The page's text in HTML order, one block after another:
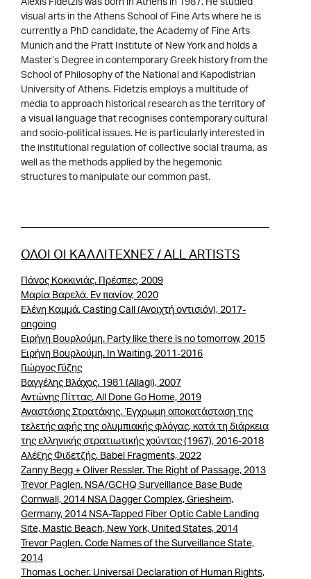
visual arts in the Athens School of Fine Arts where he is
currently a PhD candidate, the Academy of Fine Arts
Munich and the Pratt Institute of New York and holds a
Master’s Degree in contemporary Greek history from the
School of Philosophy of the National and Kapodistrian
University of Athens. Fidetzis employs a multitude of
media to approach historical research as the territory of
a visual language that recognises contemporary cultural
and socio-political issues. He is particularly interested in
the institutional regulation of collective social trauma, as
well as the methods applied by the hegemonic
structures to manipulate our common past.
ΟΛΟΙ ΟΙ ΚΑΛΛΙΤΕΧΝΕΣ / ALL ARTISTS
Πάνος Κοκκινιάς. Πρέσπες, 2009
Μαρία Βαρελά. Eν πανίον, 2020
Ελένη Καμμά. Casting Call (Ανοιχτή οντισιόν), 2017-
ongoing
Ειρήνη Βουρλούμη. Party like there is no tomorrow, 2015
Ειρήνη Βουρλούμη. In Waiting, 2011-2016
Γιώργος Γύζης
Βαγγέλης Βλάχος. 1981 (Allagi), 2007
Αντώνης Πίττας. All Done Go Home, 2019
Αναστάσης Στρατάκης. Έγχρωμη αποκατάσταση της
τελετής αφής της ολυμπιακής φλόγας, κατά τη διάρκεια
της ελληνικής στρατιωτικής χούντας (1967), 2016-2018
Αλέξης Φιδετζής. Babel Fragments, 2022
Zanny Begg + Oliver Ressler. The Right of Passage, 2013
Trevor Paglen. NSA/GCHQ Surveillance Base Bude
Cornwall, 2014 NSA Dagger Complex, Griesheim,
Germany, 2014 NSA-Tapped Fiber Optic Cable Landing
Site, Mastic Beach, New York, United States, 2014
Trevor Paglen. Code Names of the Surveillance State,
2014
Thomas Locher. Universal Declaration of Human Rights,